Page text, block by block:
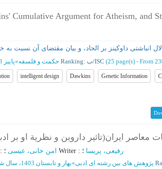
Cumulative Argument for Atheism, and
انباشتی داوکینز بر الحاد، و بیان مقتضای آن نسبت به
حکمت و فلسفه»پاییز 1403 - شماره 79 Ranking: ب/ISC (‎25 page(s) - From
intelligent design Dawkins Genetic Information
معاصر ایران(تاثیر داروین و نظریة او بر
: امن خانی، عیسی Writer : رفیعی، پریسا ؛
پژوهش ‌های بین‌ رشته‌ ای ادبی»بهار و تابستان 1403، سال ششم - شماره 11